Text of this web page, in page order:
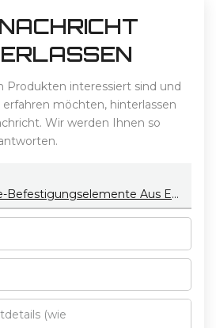
Produkten interessiert sind und
möchten, hinterlassen
Wir werden Ihnen so
Computergehäuse-Befestigungselemente Aus Edelstahl, Intelligente Fertigung, Legierungsverarbeitung Von Unregelmäßigen Teilen